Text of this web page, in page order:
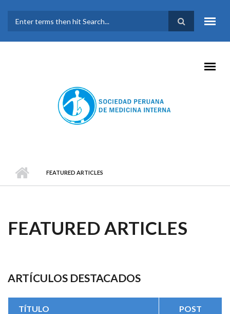
FORMULARIO DE
BÚSQUEDA
FEATURED ARTICLES
FEATURED ARTICLES
ARTÍCULOS DESTACADOS
TÍTULO
POST